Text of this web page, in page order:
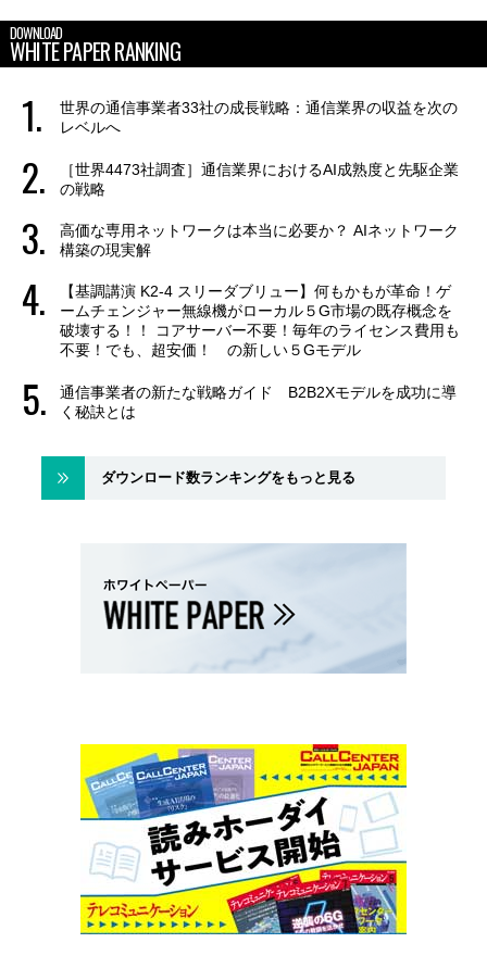
DOWNLOAD
WHITE PAPER RANKING
世界の通信事業者33社の成長戦略：通信業界の収益を次の
レベルへ
［世界4473社調査］通信業界におけるAI成熟度と先駆企業
の戦略
高価な専用ネットワークは本当に必要か？ AIネットワーク
構築の現実解
【基調講演 K2-4 スリーダブリュー】何もかもが革命！ゲ
ームチェンジャー無線機がローカル５G市場の既存概念を
破壊する！！ コアサーバー不要！毎年のライセンス費用も
不要！でも、超安価！ の新しい５Gモデル
通信事業者の新たな戦略ガイド B2B2Xモデルを成功に導
く秘訣とは
ダウンロード数ランキングをもっと見る